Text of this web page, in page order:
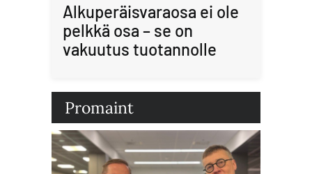
Alkuperäisvaraosa ei ole
pelkkä osa – se on
vakuutus tuotannolle
Promaint